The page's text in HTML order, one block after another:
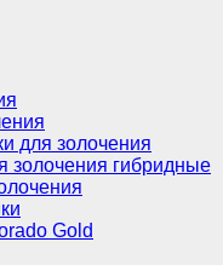
для золочения
золочения гибридные
Gold